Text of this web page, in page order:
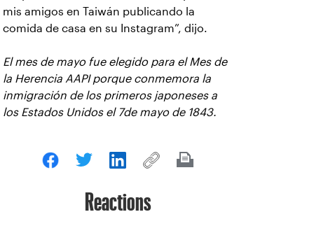
mis amigos en Taiwán publicando la
comida de casa en su Instagram”, dijo.
El mes de mayo fue elegido para el Mes de
la Herencia AAPI porque conmemora la
inmigración de los primeros japoneses a
los Estados Unidos el 7de mayo de 1843.
Reactions